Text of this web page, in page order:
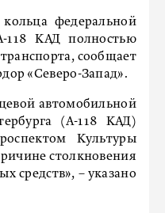
федеральной
118 КАД полностью
сообщает
«Северо-Запад».
автомобильной
(А-118 КАД)
Культуры
столкновения
средств», – указано